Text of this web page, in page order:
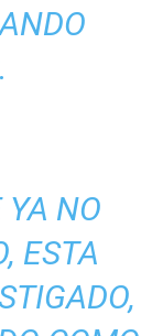
YA NO
ESTA